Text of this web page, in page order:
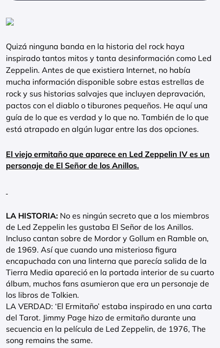
Quizá ninguna banda en la historia del rock haya
inspirado tantos mitos y tanta desinformación como Led
Zeppelin. Antes de que existiera Internet, no había
mucha información disponible sobre estas estrellas de
rock y sus historias salvajes que incluyen depravación,
pactos con el diablo o tiburones pequeños. He aquí una
guía de lo que es verdad y lo que no. También de lo que
está atrapado en algún lugar entre las dos opciones.
El viejo ermitaño que aparece en Led Zeppelin IV es un
personaje de El Señor de los Anillos.
LA HISTORIA: No es ningún secreto que a los miembros
de Led Zeppelin les gustaba El Señor de los Anillos.
Incluso cantan sobre de Mordor y Gollum en Ramble on,
de 1969. Así que cuando una misteriosa figura
encapuchada con una linterna que parecía salida de la
Tierra Media apareció en la portada interior de su cuarto
álbum, muchos fans asumieron que era un personaje de
los libros de Tolkien.
LA VERDAD: ‘El Ermitaño’ estaba inspirado en una carta
del Tarot. Jimmy Page hizo de ermitaño durante una
secuencia en la película de Led Zeppelin, de 1976, The
song remains the same.